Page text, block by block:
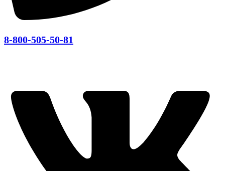
8-800-505-50-81